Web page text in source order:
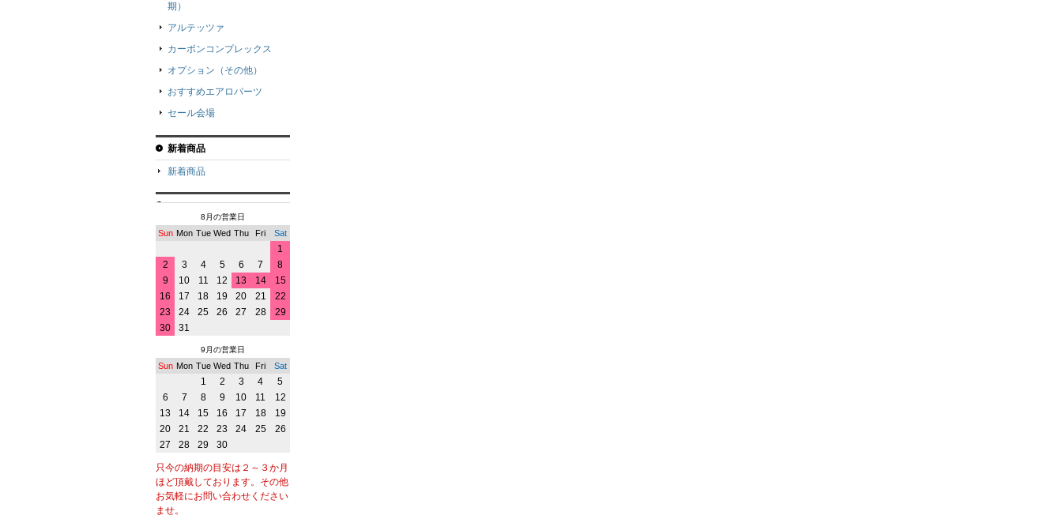
期）
アルテッツァ
カーボンコンプレックス
オプション（その他）
おすすめエアロパーツ
セール会場
新着商品
新着商品
8月の営業日
Sun Mon Tue Wed Thu Fri Sat
1
2
3 4 5 6 7
8
9
10 11 12 13 14
15
16
17 18 19 20 21
22
23
24 25 26 27 28
29
30
31
9月の営業日
Sun Mon Tue Wed Thu Fri Sat
1 2 3 4
5
6
7 8 9 10 11
12
13
14 15 16 17 18
19
20
21 22 23 24 25
26
27
28 29 30
只今の納期の目安は２～３か月
ほど頂戴しております。その他
お気軽にお問い合わせください
ませ。